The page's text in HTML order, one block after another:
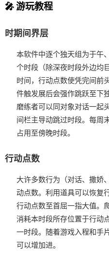
🎤 游玩教程
时期间界层
本软件中逐个独天组为于午
个时段（除深夜时段外边均
时间，行动点数使凭完间前
件触发展后会强作跳跃至下
磨练者可以同对象对话一起
间栏主导动跳过时段。 每周
占用至傍晚时段。
行动点数
大许多数行为（对话、撒娇
动点数。 利用道具可以恢复
行动点数至首屈一指大值。
消耗本时段所存位置于行动
一时段。 随着游戏入程和手
可以增加进。